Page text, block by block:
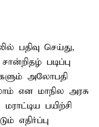
பதிவு செய்து,
படிப்பு
அலோபதி
என மாநில அரசு
பயிற்சி
எதிர்ப்பு